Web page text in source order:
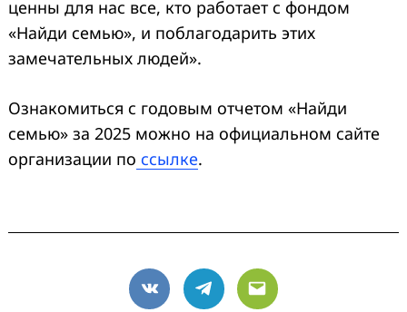
ценны для нас все, кто работает с фондом
«Найди семью», и поблагодарить этих
замечательных людей».
Ознакомиться с годовым отчетом «Найди
семью» за 2025 можно на официальном сайте
организации по ссылке.
VK Telegram
Email